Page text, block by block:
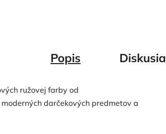
Popis Diskusia
ružovej farby od
darčekových predmetov a